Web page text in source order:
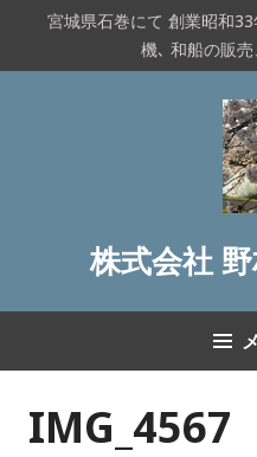
テ
宮城県石巻にて 創業昭和
機､ 和船の販売
株式会社
IMG_4567